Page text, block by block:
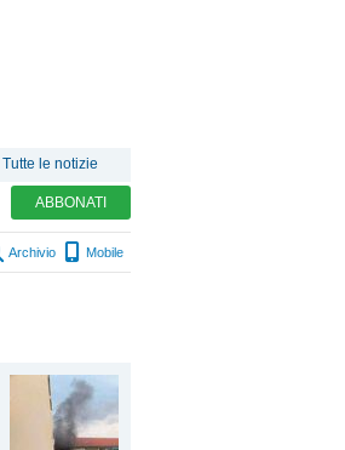
Tutte le notizie
ABBONATI
Archivio Mobile